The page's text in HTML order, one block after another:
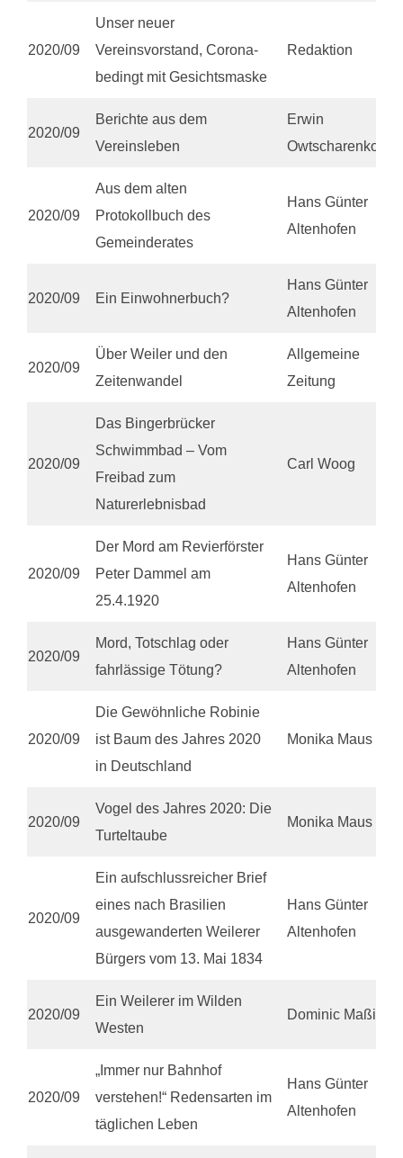
2020/09
Unser neuer
Vereinsvorstand, Corona-
bedingt mit Gesichtsmaske
Redaktion
2020/09
Berichte aus dem
Vereinsleben
Erwin
Owtscharenko
2020/09
Aus dem alten
Protokollbuch des
Gemeinderates
Hans Günter
Altenhofen
2020/09 Ein Einwohnerbuch?
Hans Günter
Altenhofen
2020/09
Über Weiler und den
Zeitenwandel
Allgemeine
Zeitung
2020/09
Das Bingerbrücker
Schwimmbad – Vom
Freibad zum
Naturerlebnisbad
Carl Woog
2020/09
Der Mord am Revierförster
Peter Dammel am
25.4.1920
Hans Günter
Altenhofen
2020/09
Mord, Totschlag oder
fahrlässige Tötung?
Hans Günter
Altenhofen
2020/09
Die Gewöhnliche Robinie
ist Baum des Jahres 2020
in Deutschland
Monika Maus
2020/09
Vogel des Jahres 2020: Die
Turteltaube
Monika Maus
2020/09
Ein aufschlussreicher Brief
eines nach Brasilien
ausgewanderten Weilerer
Bürgers vom 13. Mai 1834
Hans Günter
Altenhofen
2020/09
Ein Weilerer im Wilden
Westen
Dominic Maßing
2020/09
„Immer nur Bahnhof
verstehen!“ Redensarten im
täglichen Leben
Hans Günter
Altenhofen